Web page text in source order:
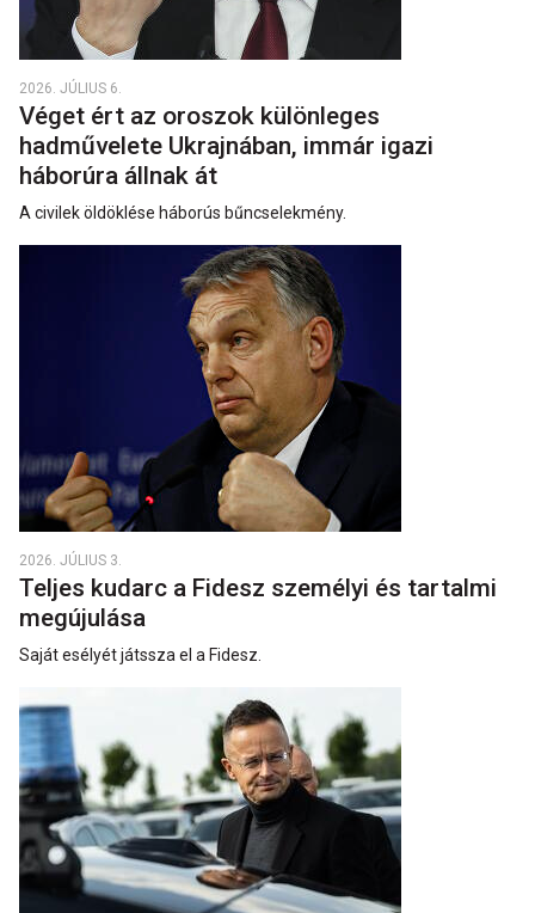
2026. JÚLIUS 6.
Véget ért az oroszok különleges
hadművelete Ukrajnában, immár igazi
háborúra állnak át
A civilek öldöklése háborús bűncselekmény.
2026. JÚLIUS 3.
Teljes kudarc a Fidesz személyi és tartalmi
megújulása
Saját esélyét játssza el a Fidesz.